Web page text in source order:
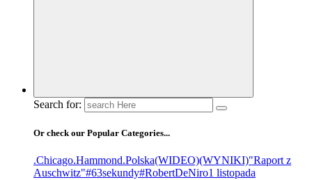
Search for:
Or check our Popular Categories...
.Chicago.Hammond.Polska(WIDEO)(WYNIKI)"Raport z
Auschwitz"#63sekundy#RobertDeNiro1 listopada